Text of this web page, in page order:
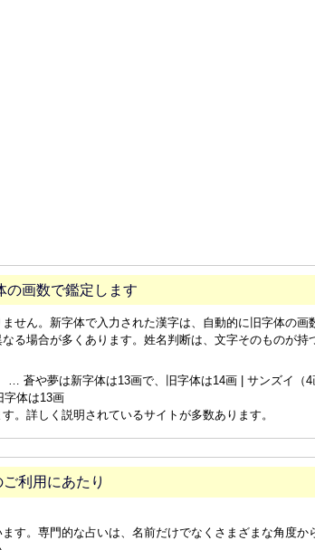
の画数で鑑定します
せん。新字体で入力された漢字は、自動的に旧字体の画
る場合が多くあります。姓名判断は、文字そのものが持
… 蒼や夢は新字体は13画で、旧字体は14画 | サンズイ（
字体は13画
。詳しく説明されているサイトが多数あります。
利用にあたり
す。専門的な占いは、名前だけでなくさまざまな角度か